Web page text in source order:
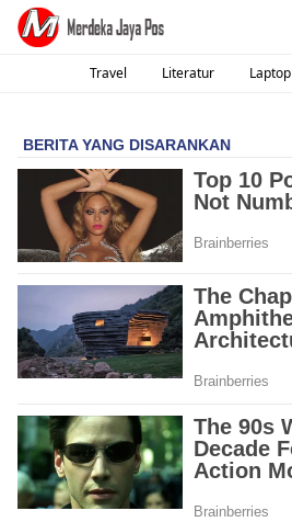
Travel Literatur Laptop